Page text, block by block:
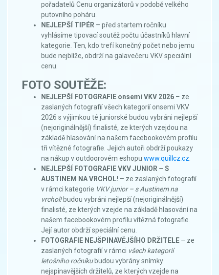
pořadatelů Cenu organizátorů v podobě velkého
putovního poháru.
NEJLEPŠÍ TIPÉR – před startem ročníku
vyhlásíme tipovací soutěž počtu účastníků hlavní
kategorie. Ten, kdo trefí konečný počet nebo jemu
bude nejblíže, obdrží na galavečeru VKV speciální
cenu.
FOTO SOUTĚŽE:
NEJLEPŠÍ FOTOGRAFIE onsemi VKV 2026 – ze
zaslaných fotografií všech kategorií onsemi VKV
2026 s výjimkou té juniorské budou vybráni nejlepší
(nejoriginálnější) finalisté, ze kterých vzejdou na
základě hlasování na našem facebookovém profilu
tři vítězné fotografie. Jejich autoři obdrží poukazy
na nákup v outdoorovém eshopu www.quillcz.cz.
NEJLEPŠÍ FOTOGRAFIE VKV JUNIOR – S
AUSTINEM NA VRCHOL! – ze zaslaných fotografií
v rámci kategorie VKV junior – s Austinem na
vrchol!budou vybráni nejlepší (nejoriginálnější)
finalisté, ze kterých vzejde na základě hlasování na
našem facebookovém profilu vítězná fotografie.
Její autor obdrží speciální cenu.
FOTOGRAFIE NEJŠPINAVĚJŠÍHO DRŽITELE – ze
zaslaných fotografií v rámci všech kategorií
letošního ročníkubudou vybrány snímky
nejspinavějších držitelů, ze kterých vzejde na